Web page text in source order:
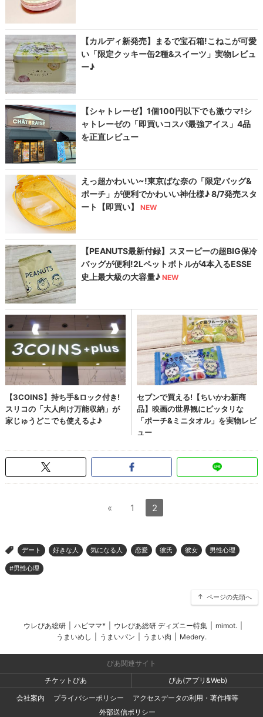
« 1 2
> デート 好きな人 気になる人 恋愛 彼氏 彼女 男性心理
#男性心理
ページの先頭へ
ウレぴあ総研 ハピママ* ウレぴあ総研 ディズニー特集 mimot.
うまいめし
うまいパン うまい肉 Medery.
ぴあ関連サイト
チケットぴあ
ぴあ(アプリ&Web)
会社案内
プライバシーポリシー
アクセスデータの利用・著作権等
外部送信ポリシー